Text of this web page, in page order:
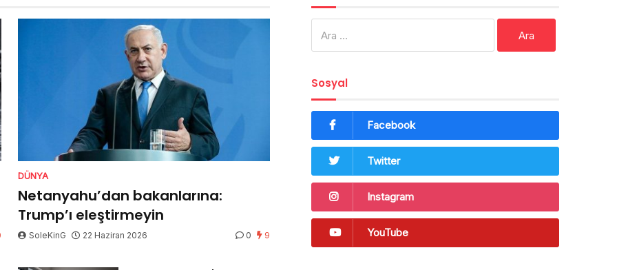
DÜNYA
Netanyahu’dan bakanlarına:
Trump’ı eleştirmeyin
SoleKinG 22 Haziran 2026 0 9
Sosyal
Facebook
Twitter
Instagram
YouTube